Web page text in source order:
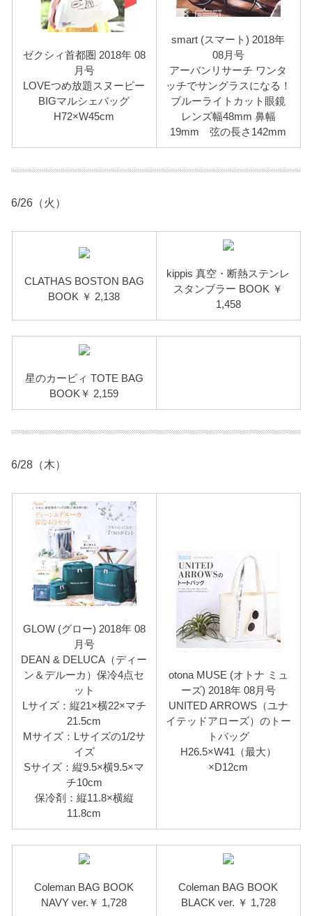
ゼクシィ首都圏 2018年 08
月号
LOVEつめ放題スヌーピー
BIGマルシェバッグ
H72×W45cm
smart (スマート) 2018年
08月号
アーバンリサーチ ワンタ
ッチでサングラスになる！
ブルーライトカット眼鏡
レンズ幅48mm 鼻幅
19mm 弦の長さ142mm
6/26（火）
CLATHAS BOSTON BAG
BOOK ￥ 2,138
kippis 真空・断熱ステンレ
スタンブラー BOOK ￥
1,458
星のカービィ TOTE BAG
BOOK￥ 2,159
6/28（木）
GLOW (グロー) 2018年 08
月号
DEAN & DELUCA（ディー
ン＆デルーカ）保冷4点セ
ット
Lサイズ：縦21×横22×マチ
21.5cm
Mサイズ：Lサイズの1/2サ
イズ
Sサイズ：縦9.5×横9.5×マ
チ10cm
保冷剤：縦11.8×横縦
11.8cm
otona MUSE (オトナ ミュ
ーズ) 2018年 08月号
UNITED ARROWS（ユナ
イテッドアローズ）のトー
トバッグ
H26.5×W41（最大）
×D12cm
Coleman BAG BOOK
NAVY ver.￥ 1,728
Coleman BAG BOOK
BLACK ver. ￥ 1,728